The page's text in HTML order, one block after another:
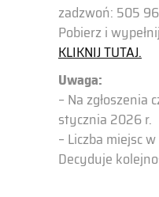
zadzwoń: 505
Pobierz i
KLIKNIJ TUTAJ.
Uwaga:
– Na zgłoszenia
stycznia 2026 r.
– Liczba miejsc
Decyduje